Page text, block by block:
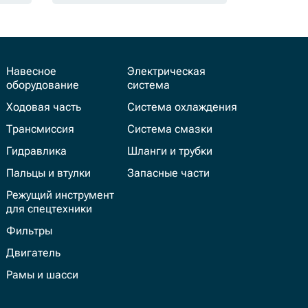
Навесное
оборудование
Ходовая часть
Трансмиссия
Гидравлика
Пальцы и втулки
Режущий инструмент
для спецтехники
Фильтры
Двигатель
Рамы и шасси
Электрическая
система
Система охлаждения
Система смазки
Шланги и трубки
Запасные части